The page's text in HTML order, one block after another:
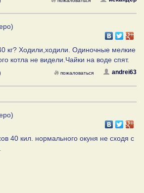
кг? Ходили,ходили. Одиночные мелкие
котла не видели.Чайки на воде спят.
andrei63
пожаловаться
40 кил. нормального окуня не сходя с